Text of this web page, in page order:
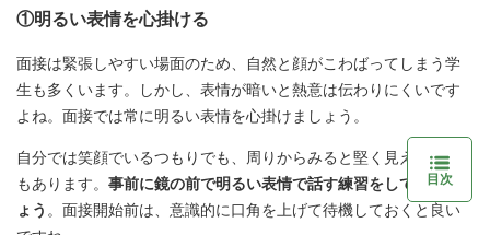
①明るい表情を心掛ける
面接は緊張しやすい場面のため、自然と顔がこわばってしまう学
生も多くいます。しかし、表情が暗いと熱意は伝わりにくいです
よね。面接では常に明るい表情を心掛けましょう。
自分では笑顔でいるつもりでも、周りからみると堅く見えること
もあります。 事前に鏡の前で明るい表情で話す練習をしてみまし
ょう 。面接開始前は、意識的に口角を上げて待機しておくと良い
目次